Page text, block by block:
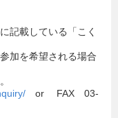
記載している「こく
加を希望される場合
or FAX 03-